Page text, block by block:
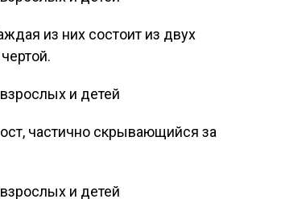
из них состоит из двух
частично скрывающийся за